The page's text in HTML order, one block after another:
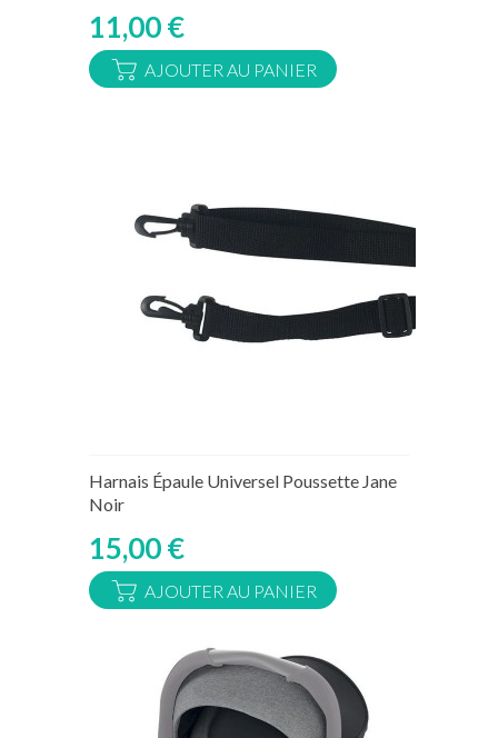
11,00 €
AJOUTER AU PANIER
Harnais Épaule Universel Poussette Jane
Noir
15,00 €
AJOUTER AU PANIER